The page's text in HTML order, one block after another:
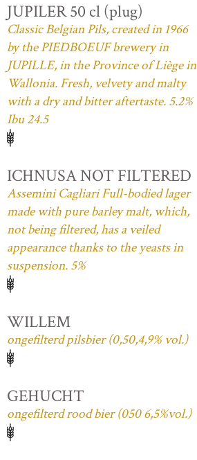
JUPILER 50 cl (plug)
Classic Belgian Pils, created in 1966
by the PIEDBOEUF brewery in
JUPILLE, in the Province of Liège in
Wallonia. Fresh, velvety and malty
with a dry and bitter aftertaste. 5.2%
Ibu 24.5
ICHNUSA NOT FILTERED
Assemini Cagliari Full-bodied lager
made with pure barley malt, which,
not being filtered, has a veiled
appearance thanks to the yeasts in
suspension. 5%
WILLEM
ongefilterd pilsbier (0,50,4,9% vol.)
GEHUCHT
ongefilterd rood bier (050 6,5%vol.)